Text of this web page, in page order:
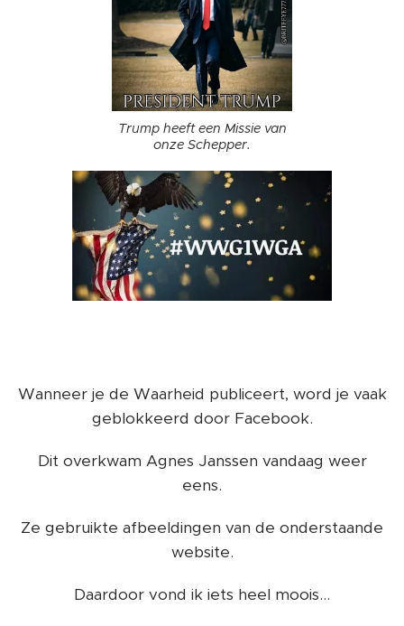
Trump heeft een Missie van
onze Schepper.
Wanneer je de Waarheid publiceert, word je vaak
geblokkeerd door Facebook.
Dit overkwam Agnes Janssen vandaag weer
eens.
Ze gebruikte afbeeldingen van de onderstaande
website.
Daardoor vond ik iets heel moois...